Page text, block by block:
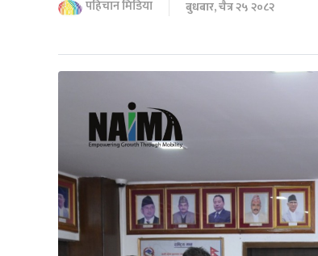
पहिचान मिडिया बुधबार, चैत्र २५ २०८२